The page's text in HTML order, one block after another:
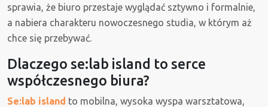
sprawia, że biuro przestaje wyglądać sztywno i formalnie,
a nabiera charakteru nowoczesnego studia, w którym aż
chce się przebywać.
Dlaczego se:lab island to serce
współczesnego biura?
Se:lab island to mobilna, wysoka wyspa warsztatowa,